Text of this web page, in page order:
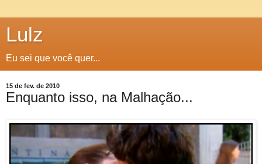
Lulz
Eu sei que você quer...
15 de fev. de 2010
Enquanto isso, na Malhação...